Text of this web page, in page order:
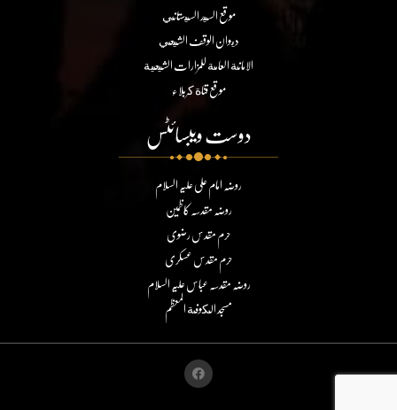
موقع السيد السيستاني
ديوان الوقف الشيعي
الامانة العامة للمزارات الشيعية
موقع قناة كربلاء
دوست ویبسائٹس
روضہ امام علی علیہ السلام
روضہ مقدسہ کاظمین
حرم مقدس رضوی
حرم مقدس عسکری
روضہ مقدسہ عباس علیہ السلام
مسجد الكوفة المعظم